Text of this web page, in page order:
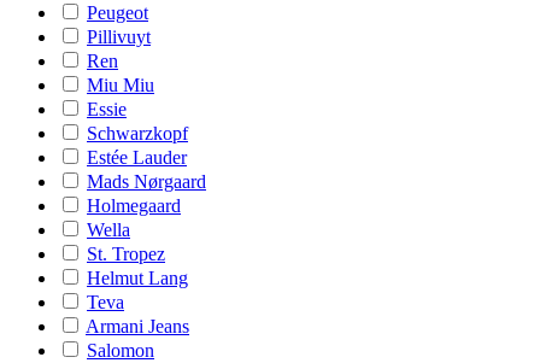
Peugeot
Pillivuyt
Ren
Miu Miu
Essie
Schwarzkopf
Estée Lauder
Mads Nørgaard
Holmegaard
Wella
St. Tropez
Helmut Lang
Teva
Armani Jeans
Salomon